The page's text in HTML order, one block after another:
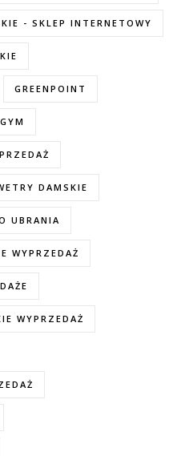
- SKLEP INTERNETOWY
GREENPOINT
GYM
DAMSKIE
UBRANIA
WYPRZEDAŻ
WYPRZEDAŻ